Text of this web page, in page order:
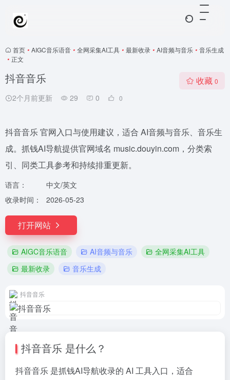
首页 • AIGC音乐语音 • 全网采集AI工具 • 最新收录 • AI音频与音乐 • 音乐生成
• 正文
抖音音乐
2个月前更新 29 0 0
收藏 0
抖音音乐 官网入口与使用建议，适合 AI音频与音乐、音乐生
成。抓钱AI导航提供官网域名 music.douyin.com，分类索
引、同类工具参考和持续排重更新。
语言：
中文/英文
收录时间：
2026-05-23
打开网站
AIGC音乐语音 AI音频与音乐
全网采集AI工具
最新收录
音乐生成
抖音音乐
抖音音乐 是什么？
抖音音乐 是抓钱AI导航收录的 AI 工具入口，适合